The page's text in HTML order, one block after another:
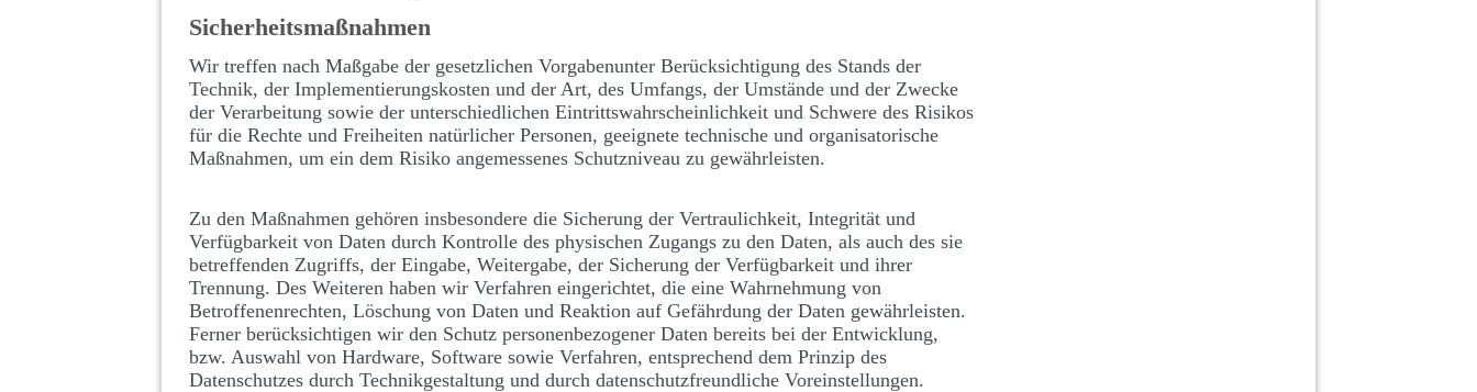
Sicherheitsmaßnahmen
Wir treffen nach Maßgabe der gesetzlichen Vorgabenunter Berücksichtigung des Stands der
Technik, der Implementierungskosten und der Art, des Umfangs, der Umstände und der Zwecke
der Verarbeitung sowie der unterschiedlichen Eintrittswahrscheinlichkeit und Schwere des Risikos
für die Rechte und Freiheiten natürlicher Personen, geeignete technische und organisatorische
Maßnahmen, um ein dem Risiko angemessenes Schutzniveau zu gewährleisten.
Zu den Maßnahmen gehören insbesondere die Sicherung der Vertraulichkeit, Integrität und
Verfügbarkeit von Daten durch Kontrolle des physischen Zugangs zu den Daten, als auch des sie
betreffenden Zugriffs, der Eingabe, Weitergabe, der Sicherung der Verfügbarkeit und ihrer
Trennung. Des Weiteren haben wir Verfahren eingerichtet, die eine Wahrnehmung von
Betroffenenrechten, Löschung von Daten und Reaktion auf Gefährdung der Daten gewährleisten.
Ferner berücksichtigen wir den Schutz personenbezogener Daten bereits bei der Entwicklung,
bzw. Auswahl von Hardware, Software sowie Verfahren, entsprechend dem Prinzip des
Datenschutzes durch Technikgestaltung und durch datenschutzfreundliche Voreinstellungen.